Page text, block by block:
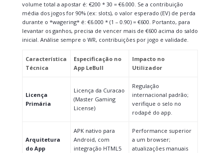
volume total a apostar é: €200 * 30 = €6.000. Se a contribuição
média dos jogos for 90% (ex: slots), o valor esperado (EV) de perda
durante o *wagering* é: €6.000 * (1 – 0.90) = €600. Portanto, para
levantar os ganhos, precisa de vencer mais de €600 acima do saldo
inicial. Análise sempre o WR, contribuições por jogo e validade.
Característica
Técnica
Especificação no
App LeBull
Impacto no
Utilizador
Licença
Primária
Licença da Curacao
(Master Gaming
License)
Regulação
internacional padrão;
verifique o selo no
rodapé do app.
Arquitetura
do App
APK nativo para
Android, com
integração HTML5
Performance superior
a um browser;
atualizações manuais